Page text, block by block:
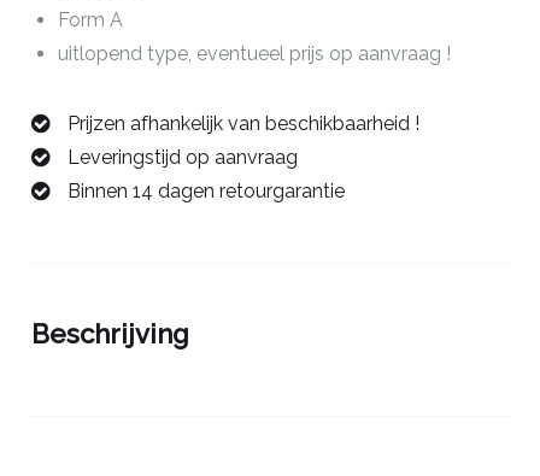
Form A
uitlopend type, eventueel prijs op aanvraag !
Prijzen afhankelijk van beschikbaarheid !
Leveringstijd op aanvraag
Binnen 14 dagen retourgarantie
Beschrijving